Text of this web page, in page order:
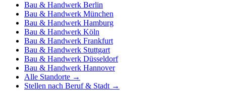
Bau & Handwerk Berlin
Bau & Handwerk München
Bau & Handwerk Hamburg
Bau & Handwerk Köln
Bau & Handwerk Frankfurt
Bau & Handwerk Stuttgart
Bau & Handwerk Düsseldorf
Bau & Handwerk Hannover
Alle Standorte →
Stellen nach Beruf & Stadt →